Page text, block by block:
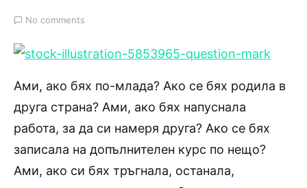
No comments
Ами, ако бях по-млада? Ако се бях родила в
друга страна? Ами, ако бях напуснала
работа, за да си намеря друга? Ако се бях
записала на допълнителен курс по нещо?
Ами, ако си бях тръгнала, останала,